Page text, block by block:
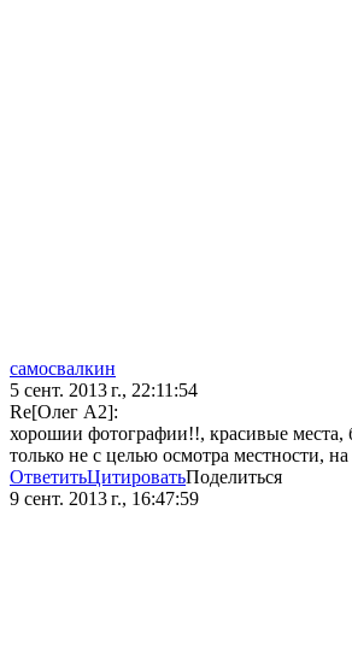
самосвалкин
5 сент. 2013 г., 22:11:54
Re[Олег А2]:
хорошии фотографии!!, красивые
только не с целью осмотра местности,
ОтветитьЦитироватьПоделиться
9 сент. 2013 г., 16:47:59